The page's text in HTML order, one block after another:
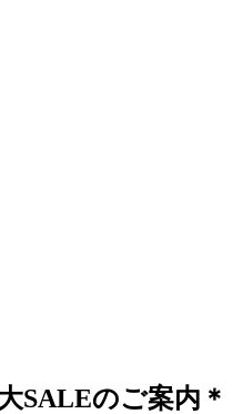
SALEのご案内＊